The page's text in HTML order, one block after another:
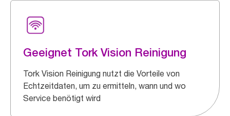
Geeignet Tork Vision Reinigung
Tork Vision Reinigung nutzt die Vorteile von
Echtzeitdaten, um zu ermitteln, wann und wo
Service benötigt wird